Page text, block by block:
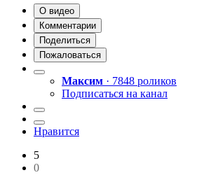
О видео
Комментарии
Поделиться
Пожаловаться
Максим · 7848 роликов
Подписаться на канал
Нравится
5
0